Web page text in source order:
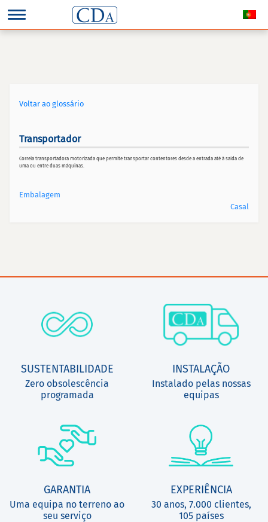
Voltar ao glossário
Transportador
Correia transportadora motorizada que permite transportar contentores desde a entrada até à saída de
uma ou entre duas máquinas.
Embalagem
Casal
SUSTENTABILIDADE
Zero obsolescência
programada
INSTALAÇÃO
Instalado pelas nossas
equipas
GARANTIA
Uma equipa no terreno ao
seu serviço
EXPERIÊNCIA
30 anos, 7.000 clientes,
105 países